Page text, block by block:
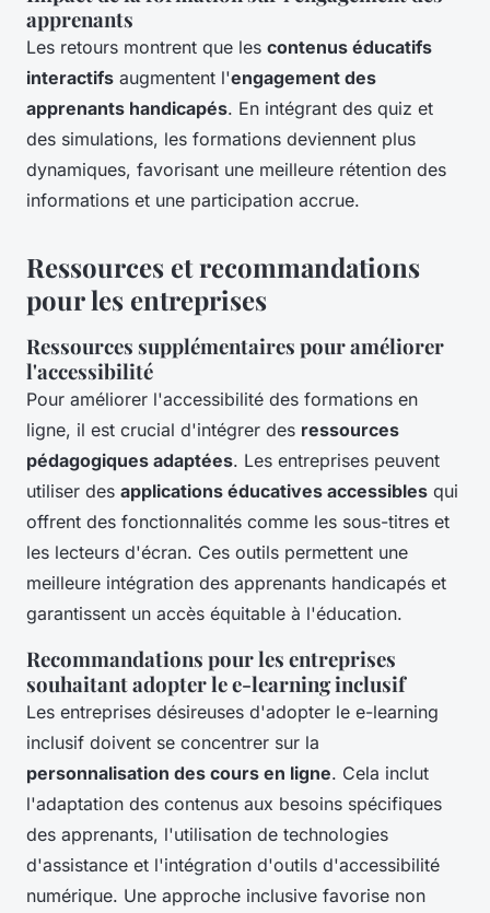
apprenants
Les retours montrent que les contenus éducatifs
interactifs augmentent l'engagement des
apprenants handicapés. En intégrant des quiz et
des simulations, les formations deviennent plus
dynamiques, favorisant une meilleure rétention des
informations et une participation accrue.
Ressources et recommandations
pour les entreprises
Ressources supplémentaires pour améliorer
l'accessibilité
Pour améliorer l'accessibilité des formations en
ligne, il est crucial d'intégrer des ressources
pédagogiques adaptées. Les entreprises peuvent
utiliser des applications éducatives accessibles qui
offrent des fonctionnalités comme les sous-titres et
les lecteurs d'écran. Ces outils permettent une
meilleure intégration des apprenants handicapés et
garantissent un accès équitable à l'éducation.
Recommandations pour les entreprises
souhaitant adopter le e-learning inclusif
Les entreprises désireuses d'adopter le e-learning
inclusif doivent se concentrer sur la
personnalisation des cours en ligne. Cela inclut
l'adaptation des contenus aux besoins spécifiques
des apprenants, l'utilisation de technologies
d'assistance et l'intégration d'outils d'accessibilité
numérique. Une approche inclusive favorise non